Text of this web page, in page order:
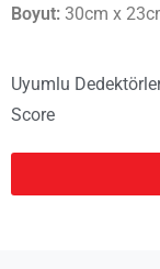
Boyut: 30cm x
Uyumlu
Score